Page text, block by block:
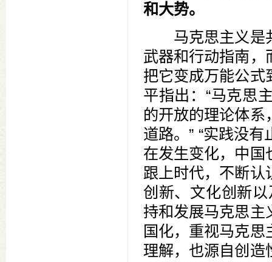
和大势。
马克思主义是共
武器和行动指南，
把它变成万能公式
平指出：“马克思
的开放的理论体系
道路。” “实践没
在发生变化，中国
跟上时代，不断认
创新、文化创新
持和发展马克思主
国化，重视马克
理解，也源自创造